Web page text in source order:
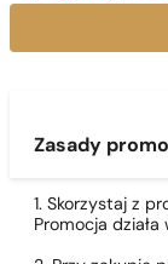
Zasady
1. Skorzystaj z
Promocja